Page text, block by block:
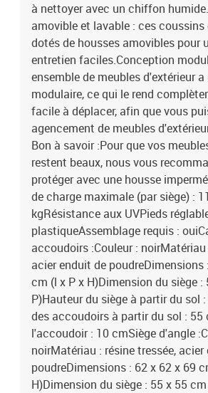
à nettoyer avec un chiffon
amovible et lavable : ces coussins
dotés de housses amovibles pour
entretien faciles.Conception
ensemble de meubles d'extérieur
modulaire, ce qui le rend
facile à déplacer, afin que vous
agencement de meubles
Bon à savoir :Pour que vos
restent beaux, nous vous
protéger avec une housse
de charge maximale (par siège) :
kgRésistance aux UVPieds
plastiqueAssemblage requis :
accoudoirs :Couleur : noirMatériau
acier enduit de poudreDimensions
cm (l x P x H)Dimension du siège
P)Hauteur du siège à partir du sol
des accoudoirs à partir du sol : 55
l'accoudoir : 10 cmSiège d'angle
noirMatériau : résine tressée,
poudreDimensions : 62 x 62 x 69
H)Dimension du siège : 55 x 55